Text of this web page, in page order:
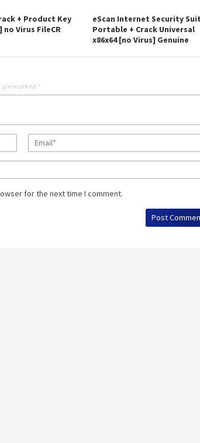
+ Product Key
Virus FileCR
eScan Internet Security
Portable + Crack Universal
x86x64 [no Virus] Genuine
are marked *
for the next time I comment.